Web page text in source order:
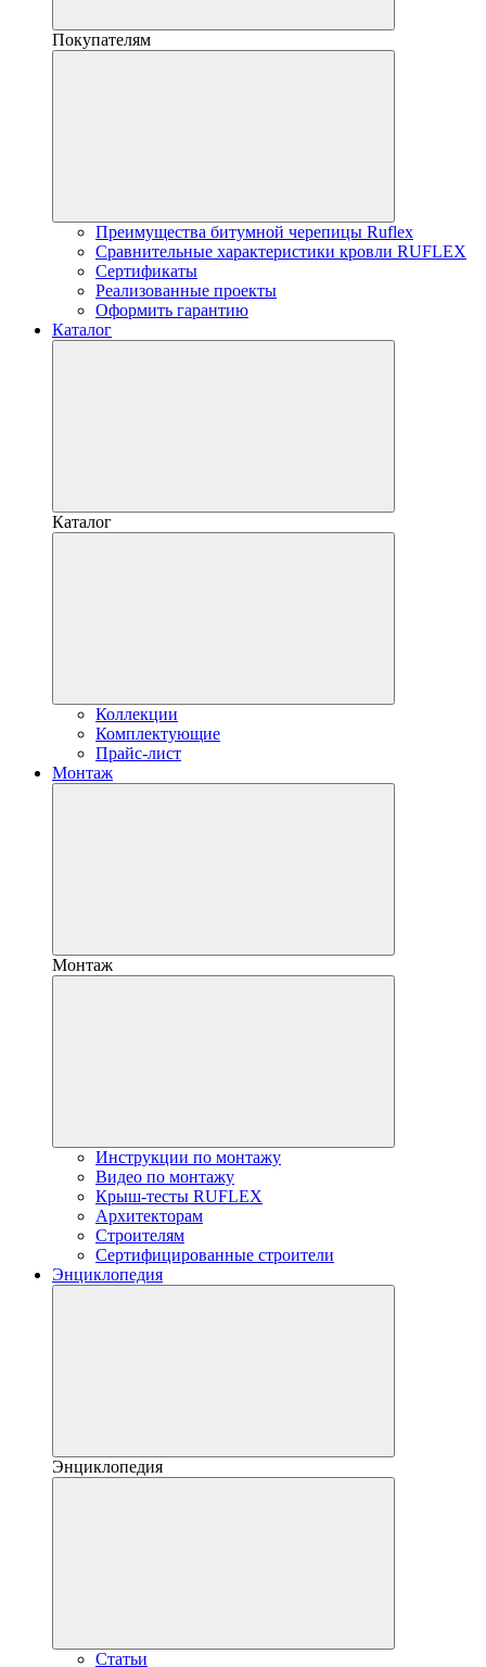
Покупателям
Преимущества битумной черепицы Ruflex
Сравнительные характеристики кровли RUFLEX
Сертификаты
Реализованные проекты
Оформить гарантию
Каталог
Каталог
Коллекции
Комплектующие
Прайс-лист
Монтаж
Монтаж
Инструкции по монтажу
Видео по монтажу
Крыш-тесты RUFLEX
Архитекторам
Строителям
Сертифицированные строители
Энциклопедия
Энциклопедия
Статьи